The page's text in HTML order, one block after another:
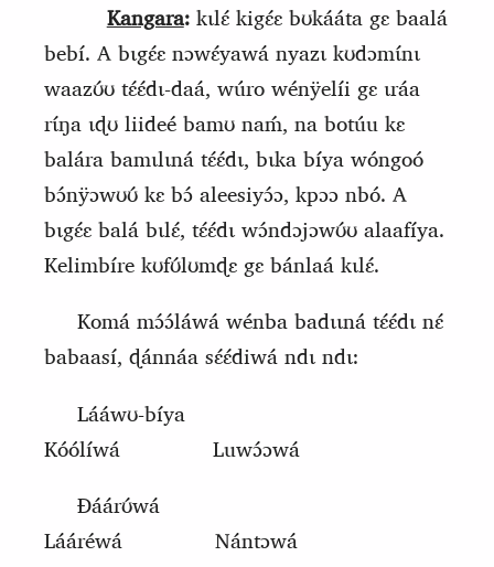
Kangara:kɩlɛ́ kigɛ́ɛ bʊkááta gɛ baalá
bebí. A bɩgɛ́ɛ nɔwɛ́yawá nyazɩ kʊdɔmɩ́nɩ
waazʊ́ʊ tɛ́ɛ́dɩ-daá, wúro wénÿelíi gɛ ɩráa
rɩ́ŋa ɩɖʊ liideé bamʊ naḿ, na botúu kɛ
balára bamɩlɩná tɛ́ɛ́dɩ, bɩka bíya wóngoó
bɔ́nÿɔwʊʊ́ kɛ bɔ́ aleesiyɔ́ɔ, kpɔɔ nbó. A
bɩgɛ́ɛ balá bɩlɛ́, tɛ́ɛ́dɩ wɔ́ndɔjɔwʊ́ʊ alaafíya.
Kelimbíre kʊfʊ́lʊmɖɛ gɛ bánlaá kɩlɛ́.
Komá mɔ́ɔ́láwá wénba badɩɩná tɛ́ɛ́dɩ nɛ́
babaasí, ɖánnáa sɛ́ɛ́diwá ndɩ ndɩ:
Lááwʊ-bíya
Kóólíwá
Luwɔ́ɔwá
Ɖáárʊ́wá
Lááréwá
Nántɔwá